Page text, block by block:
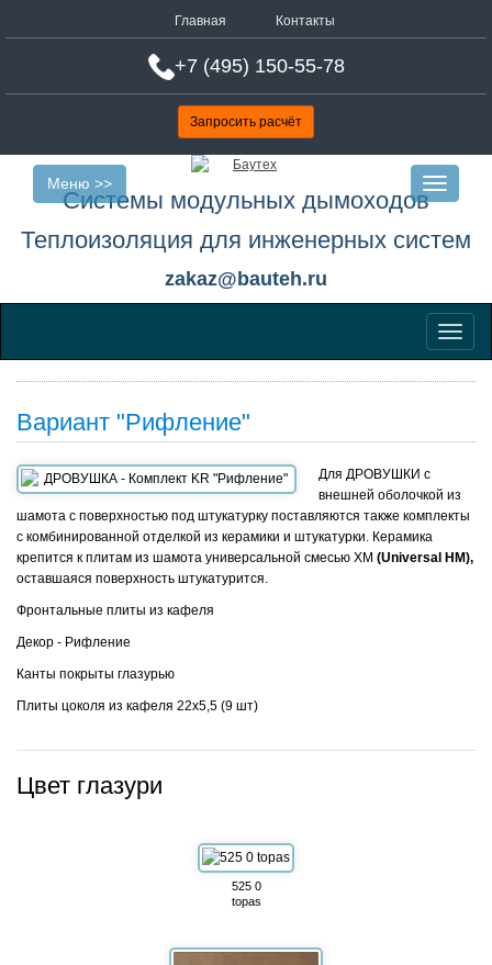
Главная Контакты
+7 (495) 150-55-78
Запросить расчёт
Системы модульных дымоходов
Теплоизоляция для инженерных систем
zakaz@bauteh.ru
Меню
Меню >>
Toggle
Вариант "Рифление"
Для ДРОВУШКИ с
внешней оболочкой из
шамота с поверхностью под штукатурку поставляются также комплекты
с комбинированной отделкой из керамики и штукатурки. Керамика
крепится к плитам из шамота универсальной смесью ХМ (Universal HM),
оставшаяся поверхность штукатурится.
Фронтальные плиты из кафеля
Декор - Рифление
Канты покрыты глазурью
Плиты цоколя из кафеля 22x5,5 (9 шт)
Цвет глазури
525 0
topas